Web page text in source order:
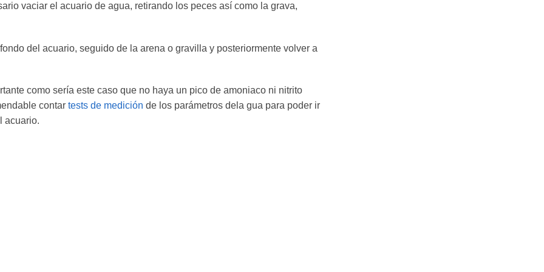
vaciar el acuario de agua, retirando los peces así como la grava,
del acuario, seguido de la arena o gravilla y posteriormente volver a
como sería este caso que no haya un pico de amoniaco ni nitrito
contar tests de medición de los parámetros dela gua para poder ir
acuario.